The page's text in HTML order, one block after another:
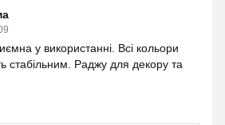
у використанні. Всі кольори
стабільним. Раджу для декору та